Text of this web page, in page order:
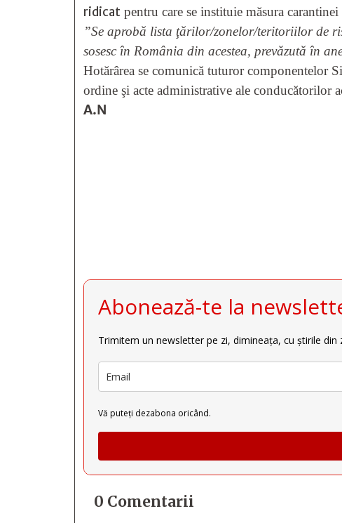
ridicat pentru care se instituie măsura
”Se aprobă lista ţărilor/zonelor/teritoriilor de
sosesc în România din acestea, prevăzută în
Hotărârea se comunică tuturor componentelor
ordine şi acte administrative ale conducătorilor
A.N
Abonează-te la
Trimitem un newsletter pe zi, dimineața, cu știrile din
Vă puteți dezabona oricând.
0 Comentarii